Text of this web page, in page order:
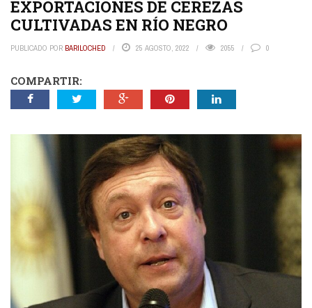
EXPORTACIONES DE CEREZAS
CULTIVADAS EN RÍO NEGRO
PUBLICADO POR BARILOCHED 25 AGOSTO, 2022 2055 0
COMPARTIR: